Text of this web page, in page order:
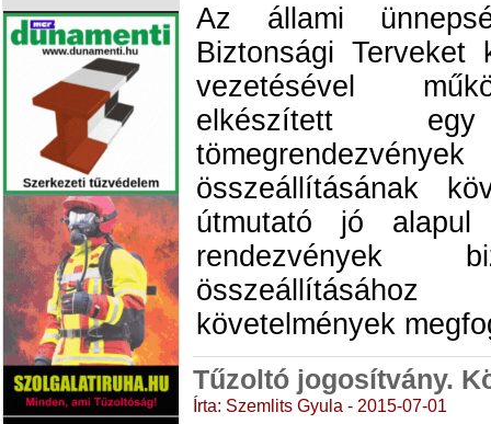
Az állami
Biztonsági
vezetésével
elkészített
összeállításának
útmutató jó
rendezvények
követelmények
Tűzoltó jogosítvány.
Írta: Szemlits Gyula - 2015-07-01